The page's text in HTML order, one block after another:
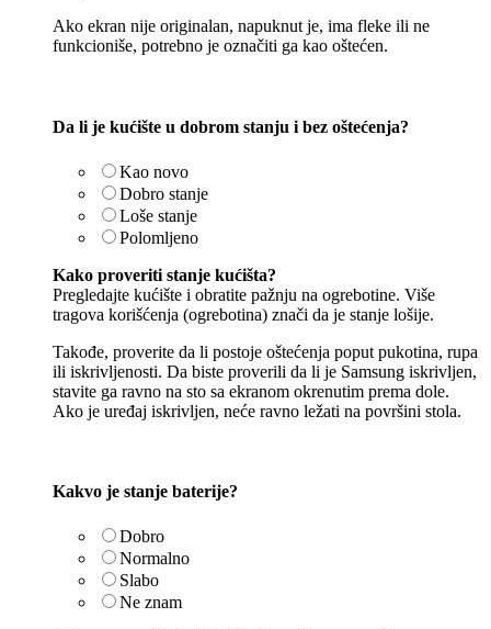
Ako ekran nije originalan, napuknut je, ima fleke ili ne
funkcioniše, potrebno je označiti ga kao oštećen.
Da li je kućište u dobrom stanju i bez oštećenja?
Kao novo
Dobro stanje
Loše stanje
Polomljeno
Kako proveriti stanje kućišta?
Pregledajte kućište i obratite pažnju na ogrebotine. Više
tragova korišćenja (ogrebotina) znači da je stanje lošije.
Takođe, proverite da li postoje oštećenja poput pukotina, rupa
ili iskrivljenosti. Da biste proverili da li je Samsung iskrivljen,
stavite ga ravno na sto sa ekranom okrenutim prema dole.
Ako je uređaj iskrivljen, neće ravno ležati na površini stola.
Kakvo je stanje baterije?
Dobro
Normalno
Slabo
Ne znam